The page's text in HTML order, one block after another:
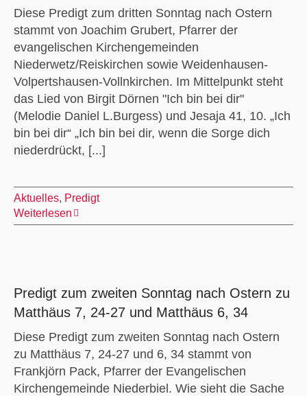
Diese Predigt zum dritten Sonntag nach Ostern
stammt von Joachim Grubert, Pfarrer der
evangelischen Kirchengemeinden
Niederwetz/Reiskirchen sowie Weidenhausen-
Volpertshausen-Vollnkirchen. Im Mittelpunkt steht
das Lied von Birgit Dörnen "Ich bin bei dir"
(Melodie Daniel L.Burgess) und Jesaja 41, 10. „Ich
bin bei dir“ „Ich bin bei dir, wenn die Sorge dich
niederdrückt, [...]
Aktuelles, Predigt
Weiterlesen
Predigt zum zweiten Sonntag nach Ostern zu
Matthäus 7, 24-27 und Matthäus 6, 34
Diese Predigt zum zweiten Sonntag nach Ostern
zu Matthäus 7, 24-27 und 6, 34 stammt von
Frankjörn Pack, Pfarrer der Evangelischen
Kirchengemeinde Niederbiel. Wie sieht die Sache